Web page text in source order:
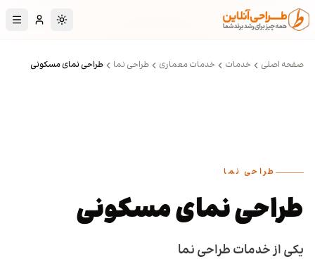
پرش به محتوای اصلی
تغییر به حالت
صفحه اصلی خدمات خدمات معماری طراحی نما طراحی نمای مسکونی
طراحی نما
طراحی نمای مسکونی
یکی از خدمات طراحی نما